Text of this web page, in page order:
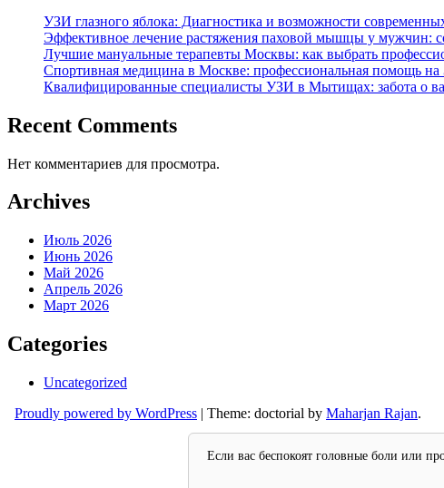
УЗИ глазного яблока: Диагностика и возможности
Эффективное лечение растяжения паховой мышцы у мужчин:
Лучшие мануальные терапевты Москвы: как выбрать
Спортивная медицина в Москве: профессиональная помощь на
Квалифицированные специалисты УЗИ в Мытищах: забота о
Recent Comments
Нет комментариев для просмотра.
Archives
Июль 2026
Июнь 2026
Май 2026
Апрель 2026
Март 2026
Categories
Uncategorized
Proudly powered by WordPress | Theme: doctorial by Maharjan Rajan.
Если вас беспокоят головные боли или